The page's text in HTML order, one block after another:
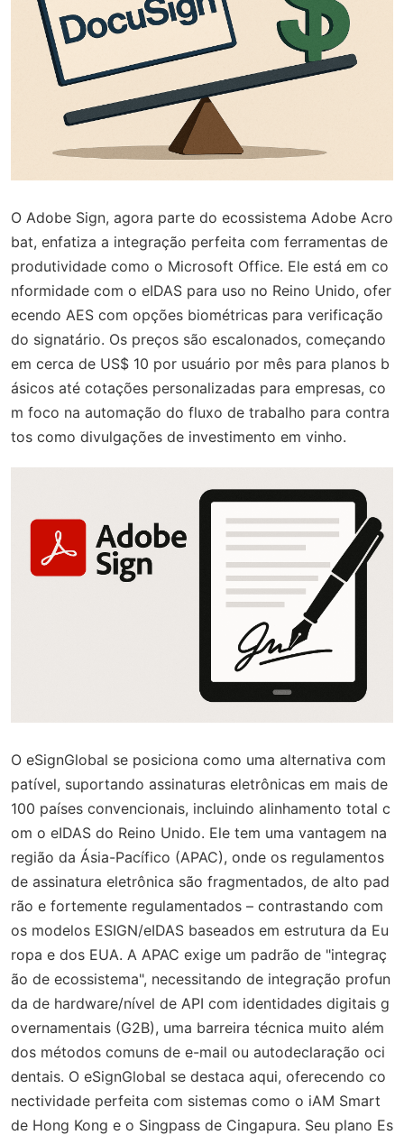
O Adobe Sign, agora parte do ecossistema Adobe Acro
bat, enfatiza a integração perfeita com ferramentas de
produtividade como o Microsoft Office. Ele está em co
nformidade com o eIDAS para uso no Reino Unido, ofer
ecendo AES com opções biométricas para verificação
do signatário. Os preços são escalonados, começando
em cerca de US$ 10 por usuário por mês para planos b
ásicos até cotações personalizadas para empresas, co
m foco na automação do fluxo de trabalho para contra
tos como divulgações de investimento em vinho.
O eSignGlobal se posiciona como uma alternativa com
patível, suportando assinaturas eletrônicas em mais de
100 países convencionais, incluindo alinhamento total c
om o eIDAS do Reino Unido. Ele tem uma vantagem na
região da Ásia-Pacífico (APAC), onde os regulamentos
de assinatura eletrônica são fragmentados, de alto pad
rão e fortemente regulamentados – contrastando com
os modelos ESIGN/eIDAS baseados em estrutura da Eu
ropa e dos EUA. A APAC exige um padrão de "integraç
ão de ecossistema", necessitando de integração profun
da de hardware/nível de API com identidades digitais g
overnamentais (G2B), uma barreira técnica muito além
dos métodos comuns de e-mail ou autodeclaração oci
dentais. O eSignGlobal se destaca aqui, oferecendo co
nectividade perfeita com sistemas como o iAM Smart
de Hong Kong e o Singpass de Cingapura. Seu plano Es